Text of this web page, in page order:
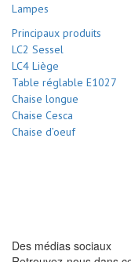
Lampes
Principaux produits
LC2 Sessel
LC4 Liège
Table réglable E1027
Chaise longue
Chaise Cesca
Chaise d’oeuf
Des médias sociaux